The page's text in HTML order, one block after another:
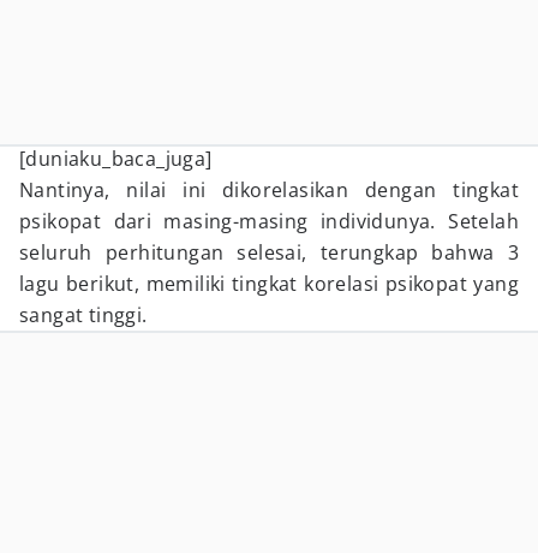
[duniaku_baca_juga]
Nantinya, nilai ini dikorelasikan dengan tingkat
psikopat dari masing-masing individunya. Setelah
seluruh perhitungan selesai, terungkap bahwa 3
lagu berikut, memiliki tingkat korelasi psikopat yang
sangat tinggi.